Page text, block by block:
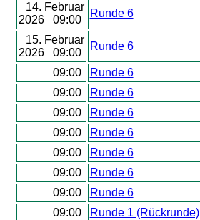
14. Februar
2026 09:00
Runde 6
15. Februar
2026 09:00
Runde 6
09:00 Runde 6
09:00
Runde 6
09:00
Runde 6
09:00
Runde 6
09:00
Runde 6
09:00
Runde 6
09:00
Runde 6
09:00
Runde 1 (Rückrunde)